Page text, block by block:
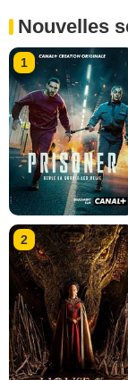
Nouvelles
1
2